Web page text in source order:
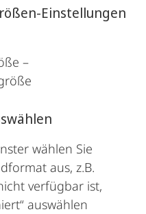
Einstellungen
–
wählen Sie
aus, z.B.
verfügbar ist,
auswählen